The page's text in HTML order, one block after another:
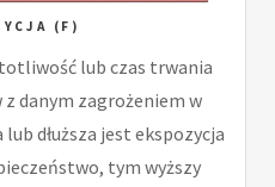
(F)
lub czas trwania
danym zagrożeniem w
dłuższa jest ekspozycja
tym wyższy